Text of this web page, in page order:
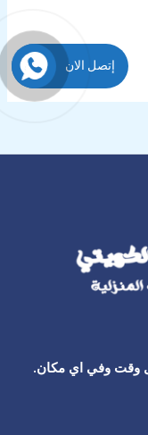
وقت وفي اي مكان.
إتصل الان